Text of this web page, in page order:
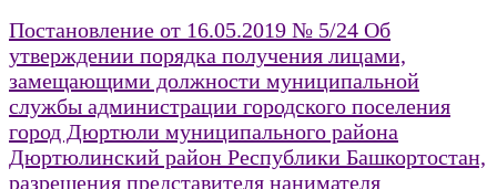
Постановление от 16.05.2019 № 5/24 Об
утверждении порядка получения лицами,
замещающими должности муниципальной
службы администрации городского поселения
город Дюртюли муниципального района
Дюртюлинский район Республики Башкортостан,
разрешения представителя нанимателя